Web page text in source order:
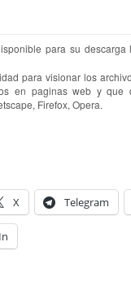
para su
para visionar los
en paginas web y que
Firefox, Opera.
X Telegram